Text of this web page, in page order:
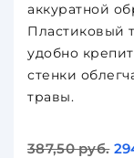
аккуратной
Пластиковый
удобно
стенки
травы.
387,50 руб.